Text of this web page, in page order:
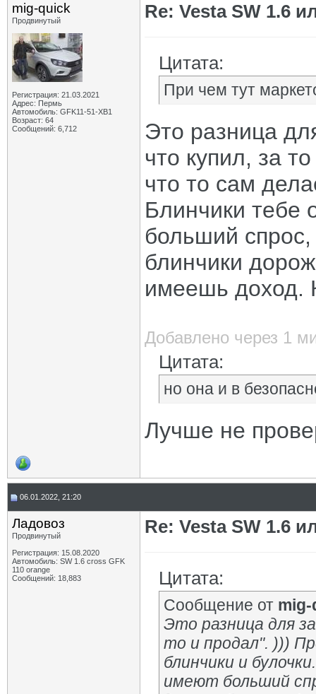
mig-quick
Продвинутый
Регистрация: 21.03.2021
Адрес: Пермь
Автомобиль: GFK11-51-ХВ1
Возраст: 64
Сообщений: 6,712
Re: Vesta SW 1.6
Цитата:
При чем тут
Это разница
что купил, за
что то сам
Блинчики тебе
больший
блинчики
имеешь доход.
Добавлено через 1
Цитата:
но она и в
Лучше не
06.01.2022, 21:20
Ладовоз
Продвинутый
Регистрация: 15.08.2020
Автомобиль: SW 1.6 cross GFK
110 orange
Сообщений: 18,883
Re: Vesta SW 1.6
Цитата:
Сообщение от
Это разница для
то и продал". )))
блинчики и
имеют больший